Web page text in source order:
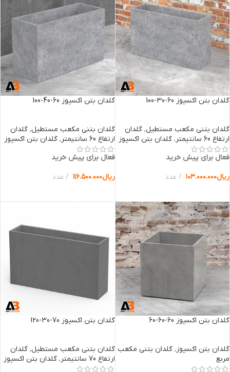
گلدان بتن اکسپوز 60-30-100
گلدان بتنی مکعب مستطیل, گلدان
ارتفاع 60 سانتیمتر
, گلدان بتن اکسپوز
فعال برای پیش خرید
ریال۱۰۳.۰۰۰.۰۰۰ عدد
گلدان بتن اکسپوز 60-40-100
گلدان بتنی مکعب مستطیل, گلدان
ارتفاع 60 سانتیمتر
, گلدان بتن اکسپوز
فعال برای پیش خرید
ریال۱۱۶.۵۰۰.۰۰۰ عدد
گلدان بتن اکسپوز 60-60-60
گلدان بتن اکسپوز, گلدان بتنی مکعب
مربع
گلدان بتن اکسپوز 70-30-120
گلدان بتنی مکعب مستطیل, گلدان
ارتفاع 70 سانتیمتر
, گلدان بتن اکسپوز